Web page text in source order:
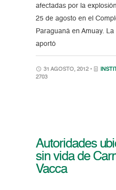
afectadas por la
25 de agosto en el
Paraguaná en Amuay.
aportó
31 AGOSTO, 2012 •
2703
Autoridades
sin vida de
Vacca